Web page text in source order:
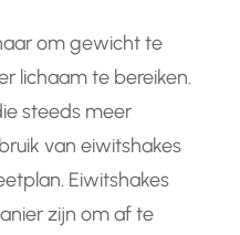
om gewicht te
lichaam te bereiken.
steeds meer
van eiwitshakes
Eiwitshakes
zijn om af te